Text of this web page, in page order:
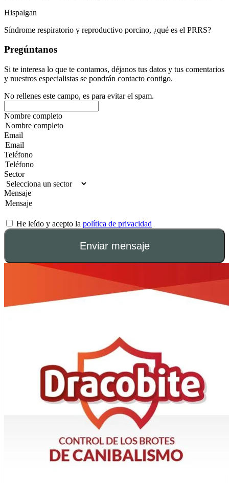
Hispalgan
Síndrome respiratorio y reproductivo porcino, ¿qué es el PRRS?
Pregúntanos
Si te interesa lo que te contamos, déjanos tus datos y tus comentarios
y nuestros especialistas se pondrán contacto contigo.
No rellenes este campo, es para evitar el spam.
Nombre completo
Email
Teléfono
Sector
Mensaje
He leído y acepto la política de privacidad
Enviar mensaje